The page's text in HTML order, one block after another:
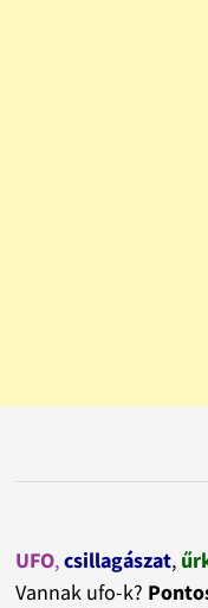
UFO,csillagászat,
Vannak ufo-k?